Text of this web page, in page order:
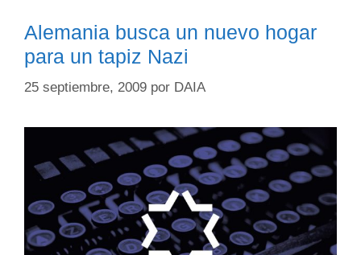
Alemania busca un nuevo hogar
para un tapiz Nazi
25 septiembre, 2009 por DAIA